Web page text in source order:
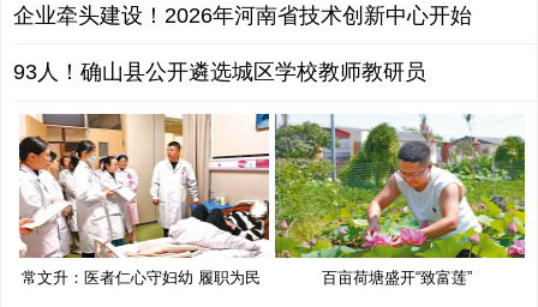
企业牵头建设！2026年河南省技术创新中心开始
93人！确山县公开遴选城区学校教师教研员
常文升：医者仁心守妇幼 履职为民 百亩荷塘盛开“致富莲”